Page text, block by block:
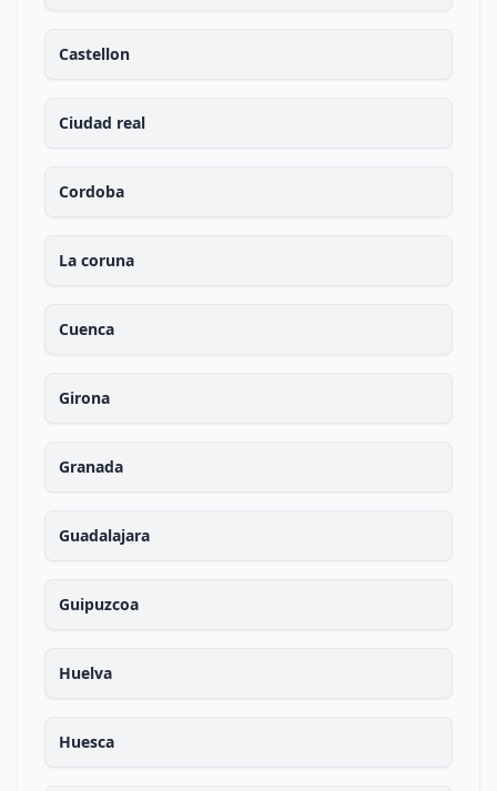
Castellon
Ciudad real
Cordoba
La coruna
Cuenca
Girona
Granada
Guadalajara
Guipuzcoa
Huelva
Huesca